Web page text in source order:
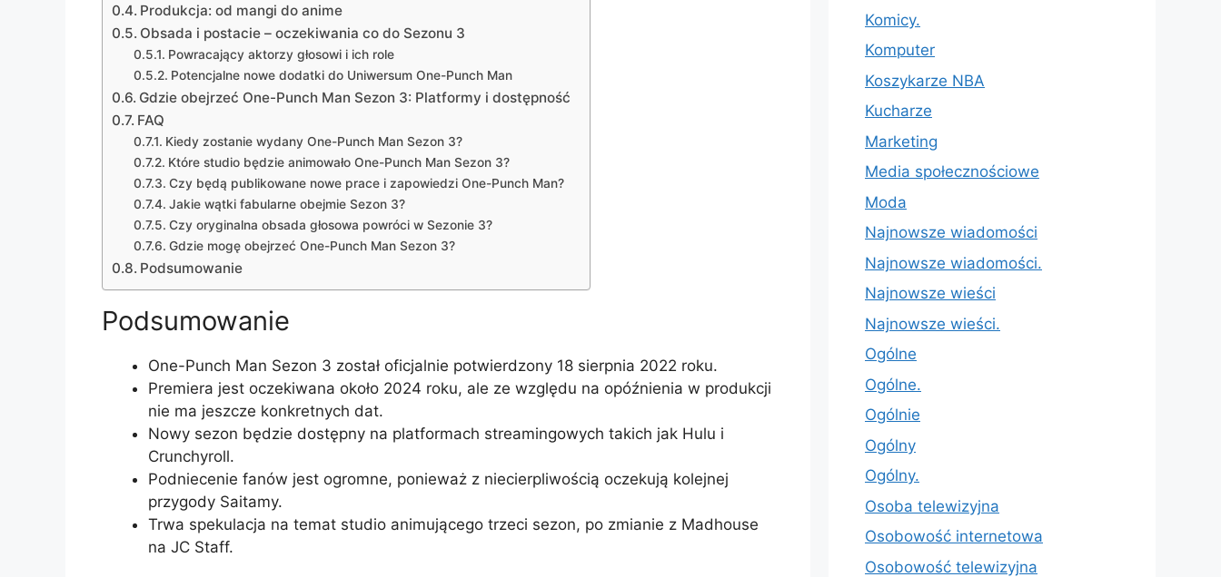
Produkcja: od mangi do anime
Obsada i postacie – oczekiwania co do Sezonu 3
Powracający aktorzy głosowi i ich role
Potencjalne nowe dodatki do Uniwersum One-Punch Man
Gdzie obejrzeć One-Punch Man Sezon 3: Platformy i dostępność
FAQ
Kiedy zostanie wydany One-Punch Man Sezon 3?
Które studio będzie animowało One-Punch Man Sezon 3?
Czy będą publikowane nowe prace i zapowiedzi One-Punch Man?
Jakie wątki fabularne obejmie Sezon 3?
Czy oryginalna obsada głosowa powróci w Sezonie 3?
Gdzie mogę obejrzeć One-Punch Man Sezon 3?
Podsumowanie
Podsumowanie
One-Punch Man Sezon 3 został oficjalnie potwierdzony 18 sierpnia 2022 roku.
Premiera jest oczekiwana około 2024 roku, ale ze względu na opóźnienia w produkcji
nie ma jeszcze konkretnych dat.
Nowy sezon będzie dostępny na platformach streamingowych takich jak Hulu i
Crunchyroll.
Podniecenie fanów jest ogromne, ponieważ z niecierpliwością oczekują kolejnej
przygody Saitamy.
Trwa spekulacja na temat studio animującego trzeci sezon, po zmianie z Madhouse
na JC Staff.
Komicy.
Komputer
Koszykarze NBA
Kucharze
Marketing
Media społecznościowe
Moda
Najnowsze wiadomości
Najnowsze wiadomości.
Najnowsze wieści
Najnowsze wieści.
Ogólne
Ogólne.
Ogólnie
Ogólny
Ogólny.
Osoba telewizyjna
Osobowość internetowa
Osobowość telewizyjna